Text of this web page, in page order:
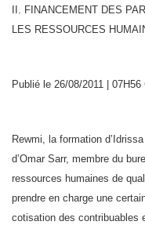
II. FINANCEMENT DES
LES RESSOURCES
Publié le 26/08/2011 |
Rewmi, la formation
d’Omar Sarr, membre du
ressources humaines de
prendre en charge une
cotisation des contribuables